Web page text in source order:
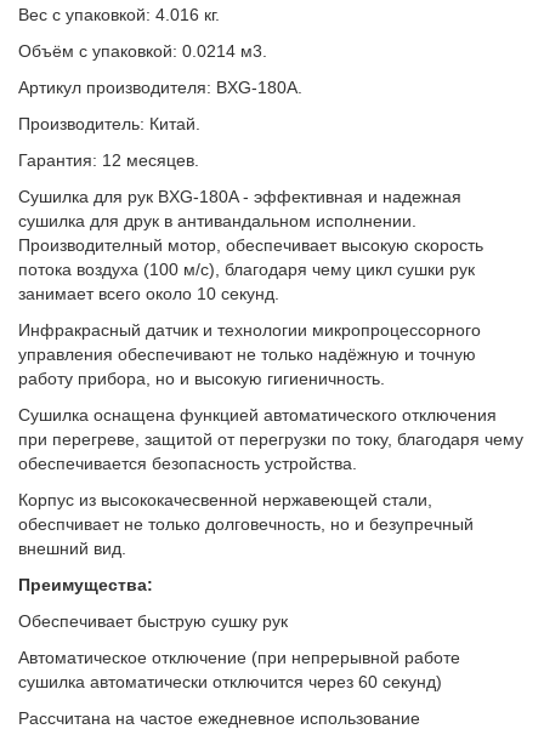
Вес с упаковкой: 4.016 кг.
Объём с упаковкой: 0.0214 м3.
Артикул производителя: BXG-180A.
Производитель: Китай.
Гарантия: 12 месяцев.
Сушилка для рук BXG-180A - эффективная и надежная
сушилка для друк в антивандальном исполнении.
Производителный мотор, обеспечивает высокую скорость
потока воздуха (100 м/с), благодаря чему цикл сушки рук
занимает всего около 10 секунд.
Инфракрасный датчик и технологии микропроцессорного
управления обеспечивают не только надёжную и точную
работу прибора, но и высокую гигиеничность.
Сушилка оснащена функцией автоматического отключения
при перегреве, защитой от перегрузки по току, благодаря чему
обеспечивается безопасность устройства.
Корпус из высококачесвенной нержавеющей стали,
обеспчивает не только долговечность, но и безупречный
внешний вид.
Преимущества:
Обеспечивает быструю сушку рук
Автоматическое отключение (при непрерывной работе
сушилка автоматически отключится через 60 секунд)
Рассчитана на частое ежедневное использование